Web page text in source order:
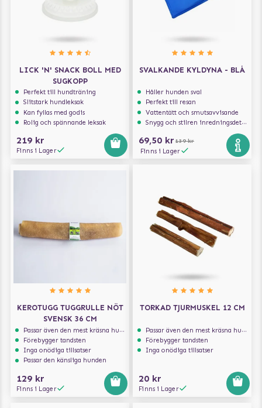
LICK 'N' SNACK BOLL MED
SUGKOPP
Perfekt till hundträning
Slitstark hundleksak
Kan fyllas med godis
Rolig och spännande leksak
219 kr
Finns i Lager
SVALKANDE KYLDYNA - BLÅ
Håller hunden sval
Perfekt till resan
Vattentätt och smutsavvisande
Snygg och stilren inredningsdetalj
69,50 kr 139 kr
Finns i Lager
KEROTUGG TUGGRULLE NÖT
SVENSK 36 CM
Passar även den mest kräsna hunden
Förebygger tandsten
Inga onödiga tillsatser
Passar den känsliga hunden
129 kr
Finns i Lager
TORKAD TJURMUSKEL 12 CM
Passar även den mest kräsna hunden
Förebygger tandsten
Inga onödiga tillsatser
20 kr
Finns i Lager